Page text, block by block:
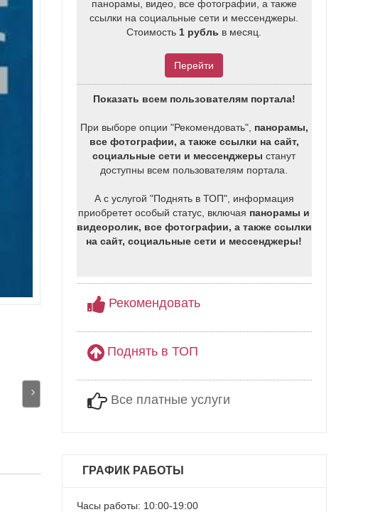
панорамы, видео, все фотографии, а также
ссылки на социальные сети и мессенджеры.
Стоимость 1 рубль в месяц.
Перейти
Показать всем пользователям портала!
При выборе опции "Рекомендовать", панорамы,
все фотографии, а также ссылки на сайт,
социальные сети и мессенджеры станут
доступны всем пользователям портала.
А с услугой "Поднять в ТОП", информация
приобретет особый статус, включая панорамы и
видеоролик, все фотографии, а также ссылки
на сайт, социальные сети и мессенджеры!
Рекомендовать
Поднять в ТОП
Все платные услуги
ГРАФИК РАБОТЫ
Часы работы: 10:00-19:00